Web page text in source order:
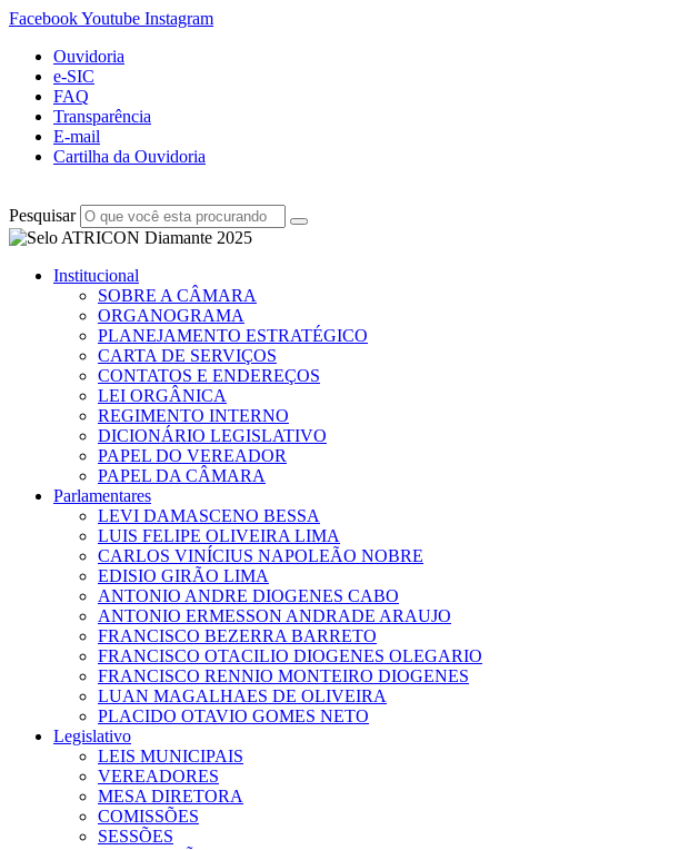
FacebookYoutube Instagram
Ouvidoria
e-SIC
FAQ
Transparência
E-mail
Cartilha da Ouvidoria
Pesquisar
Institucional
SOBRE A CÂMARA
ORGANOGRAMA
PLANEJAMENTO ESTRATÉGICO
CARTA DE SERVIÇOS
CONTATOS E ENDEREÇOS
LEI ORGÂNICA
REGIMENTO INTERNO
DICIONÁRIO LEGISLATIVO
PAPEL DO VEREADOR
PAPEL DA CÂMARA
Parlamentares
LEVI DAMASCENO BESSA
LUIS FELIPE OLIVEIRA LIMA
CARLOS VINÍCIUS NAPOLEÃO NOBRE
EDISIO GIRÃO LIMA
ANTONIO ANDRE DIOGENES CABO
ANTONIO ERMESSON ANDRADE ARAUJO
FRANCISCO BEZERRA BARRETO
FRANCISCO OTACILIO DIOGENES OLEGARIO
FRANCISCO RENNIO MONTEIRO DIOGENES
LUAN MAGALHAES DE OLIVEIRA
PLACIDO OTAVIO GOMES NETO
Legislativo
LEIS MUNICIPAIS
VEREADORES
MESA DIRETORA
COMISSÕES
SESSÕES